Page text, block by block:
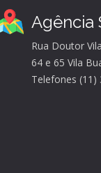
Agência
Rua Doutor
64 e 65 Vila
Telefones (11)